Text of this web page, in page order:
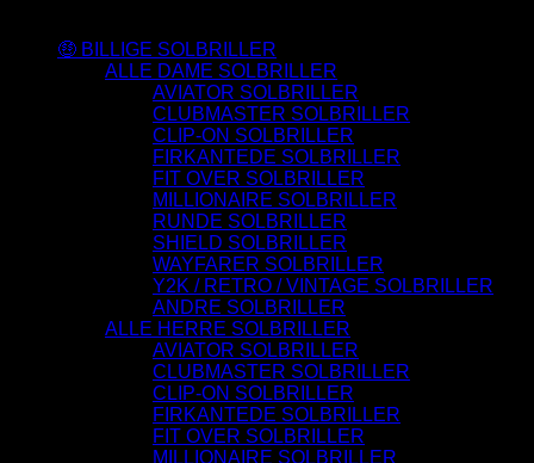
🤑 BILLIGE SOLBRILLER
ALLE DAME SOLBRILLER
AVIATOR SOLBRILLER
CLUBMASTER SOLBRILLER
CLIP-ON SOLBRILLER
FIRKANTEDE SOLBRILLER
FIT OVER SOLBRILLER
MILLIONAIRE SOLBRILLER
RUNDE SOLBRILLER
SHIELD SOLBRILLER
WAYFARER SOLBRILLER
Y2K / RETRO / VINTAGE SOLBRILLER
ANDRE SOLBRILLER
ALLE HERRE SOLBRILLER
AVIATOR SOLBRILLER
CLUBMASTER SOLBRILLER
CLIP-ON SOLBRILLER
FIRKANTEDE SOLBRILLER
FIT OVER SOLBRILLER
MILLIONAIRE SOLBRILLER